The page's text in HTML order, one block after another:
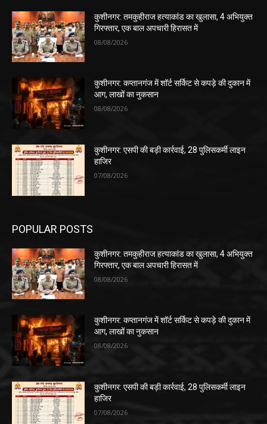
कुशीनगर: तमकुहीराज हत्याकांड का खुलासा, 4 अभियुक्त
गिरफ्तार, एक बाल अपचारी हिरासत में
08/08/2026
कुशीनगर: कप्तानगंज में शॉर्ट सर्किट से कपड़े की दुकान में
आग, लाखों का नुकसान
08/08/2026
कुशीनगर: एसपी की बड़ी कार्रवाई, 28 पुलिसकर्मी लाइन
हाजिर
07/08/2026
POPULAR POSTS
कुशीनगर: तमकुहीराज हत्याकांड का खुलासा, 4 अभियुक्त
गिरफ्तार, एक बाल अपचारी हिरासत में
08/08/2026
कुशीनगर: कप्तानगंज में शॉर्ट सर्किट से कपड़े की दुकान में
आग, लाखों का नुकसान
08/08/2026
कुशीनगर: एसपी की बड़ी कार्रवाई, 28 पुलिसकर्मी लाइन
हाजिर
07/08/2026